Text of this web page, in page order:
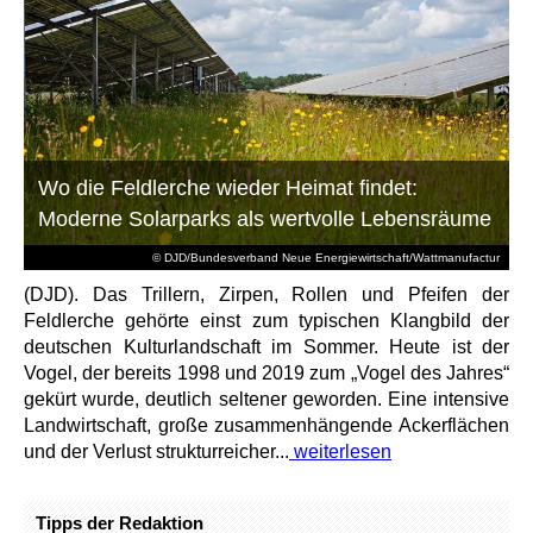
© DJD/Bundesverband Neue Energiewirtschaft/Wattmanufactur
Wo die Feldlerche wieder Heimat findet:
Moderne Solarparks als wertvolle Lebensräume
(DJD). Das Trillern, Zirpen, Rollen und Pfeifen der
Feldlerche gehörte einst zum typischen Klangbild der
deutschen Kulturlandschaft im Sommer. Heute ist der
Vogel, der bereits 1998 und 2019 zum „Vogel des Jahres“
gekürt wurde, deutlich seltener geworden. Eine intensive
Landwirtschaft, große zusammenhängende Ackerflächen
und der Verlust strukturreicher... weiterlesen
Tipps der Redaktion